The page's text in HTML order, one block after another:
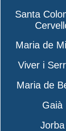
Santa
Maria de
Viver i
Maria de
Gaià
Jorba